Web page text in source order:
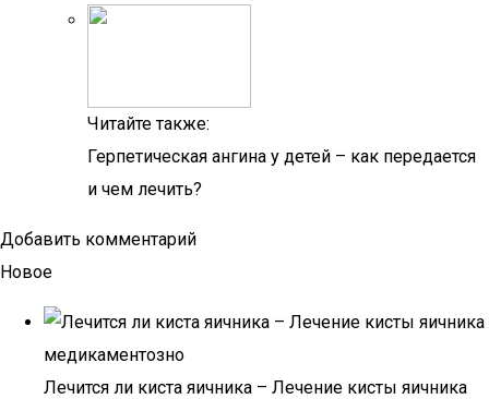
Читайте также:
Герпетическая ангина у детей – как передается
и чем лечить?
Добавить комментарий
Новое
Лечится ли киста яичника – Лечение кисты яичника